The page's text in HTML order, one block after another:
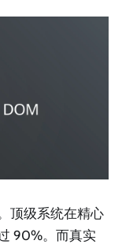
顶级系统在精心
90%。而真实